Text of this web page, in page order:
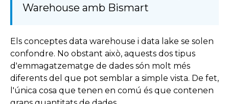
Warehouse amb Bismart
Els conceptes data warehouse i data lake se solen
confondre. No obstant això, aquests dos tipus
d'emmagatzematge de dades són molt més
diferents del que pot semblar a simple vista. De fet,
l'única cosa que tenen en comú és que contenen